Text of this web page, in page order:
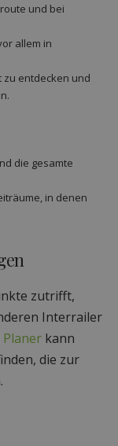
und bei
allem in
zu entdecken und
die gesamte
in denen
zutrifft,
Interrailer
kann
die zur